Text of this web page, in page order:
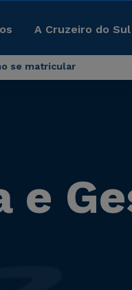
A Cruzeiro do
se matricular
e